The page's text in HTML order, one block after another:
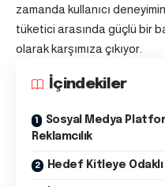
zamanda kullanıcı
tüketici arasında güçlü bir
olarak karşımıza çıkıyor.
İçindekiler
Sosyal Medya
Reklamcılık
Hedef Kitleye Odaklı